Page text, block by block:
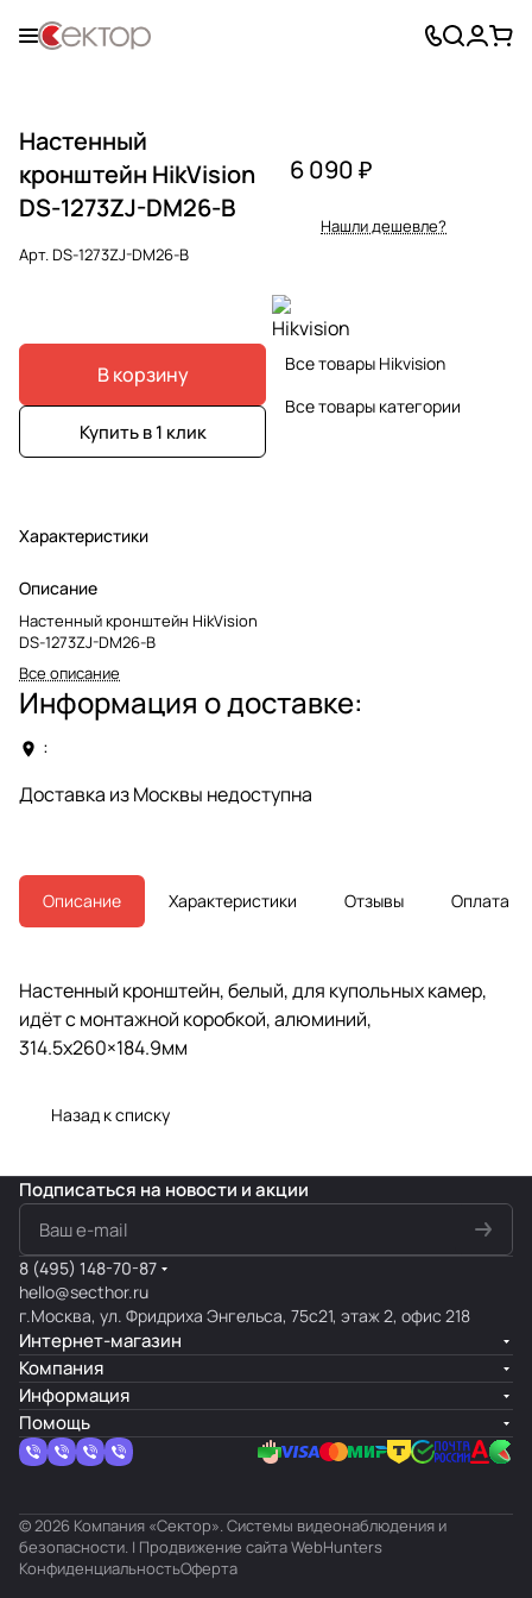
Настенный
кронштейн HikVision
DS-1273ZJ-DM26-B
Арт.DS-1273ZJ-DM26-B
В корзину
Купить в 1 клик
Характеристики
Описание
Настенный кронштейн HikVision
DS-1273ZJ-DM26-B
Все описание
6 090 ₽
Нашли дешевле?
Все товары Hikvision
Все товары категории
Информация о доставке:
:
Доставка из Москвы недоступна
Описание Характеристики Отзывы Оплата
Настенный кронштейн, белый, для купольных камер,
идёт с монтажной коробкой, алюминий,
314.5x260×184.9мм
Назад к списку
Подписаться на новости и акции
8 (495) 148-70-87
hello@secthor.ru
г.Москва, ул. Фридриха Энгельса, 75с21, этаж 2, офис 218
Интернет-магазин
Компания
Информация
Помощь
© 2026 Компания «Сектор». Системы видеонаблюдения и
безопасности. | Продвижение сайтаWebHunters
КонфиденциальностьОферта